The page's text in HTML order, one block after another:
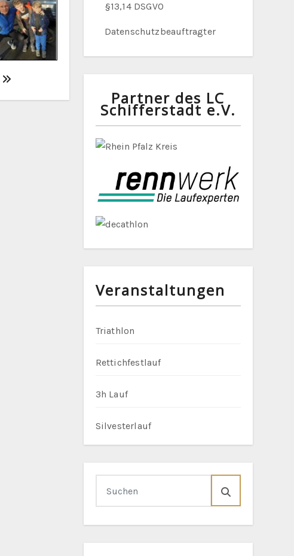
§13,14 DSGVO
Datenschutzbeauftragter
Partner des LC
Schifferstadt e.V.
Veranstaltungen
Triathlon
Rettichfestlauf
3h Lauf
Silvesterlauf